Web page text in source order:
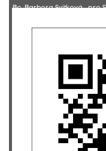
Bc. Barbora Svitková... pro